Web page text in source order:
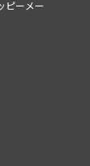
ピーメー